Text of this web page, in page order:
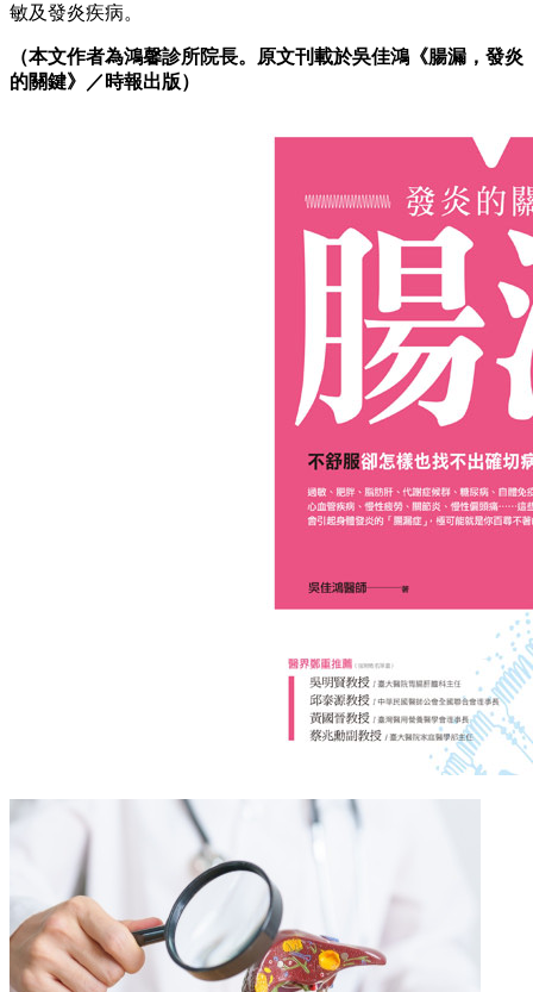
敏及發炎疾病。
（本文作者為鴻馨診所院長。原文刊載於吳佳鴻《腸漏，發炎
的關鍵》／時報出版）